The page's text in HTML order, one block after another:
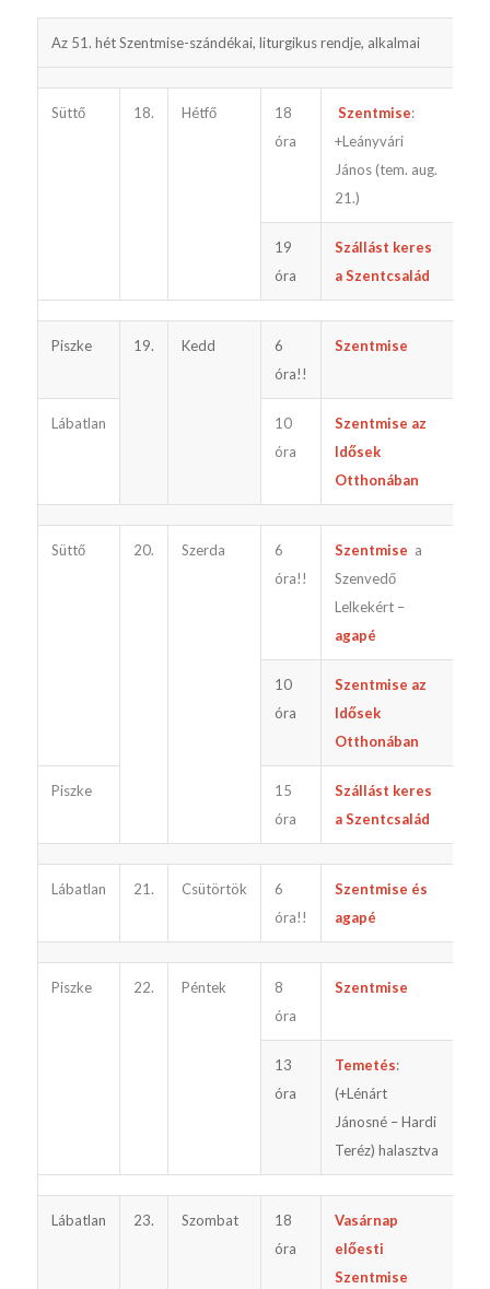
Az 51. hét Szentmise-szándékai, liturgikus rendje, alkalmai
Süttő 18. Hétfő
18
óra
Szentmise:
+Leányvári
János (tem. aug.
21.)
19
óra
Szállást keres
a Szentcsalád
Piszke 19. Kedd
6
óra!!
Szentmise
Lábatlan
10
óra
Szentmise az
Idősek
Otthonában
Süttő 20. Szerda
6
óra!!
Szentmise a
Szenvedő
Lelkekért –
agapé
10
óra
Szentmise az
Idősek
Otthonában
Piszke
15
óra
Szállást keres
a Szentcsalád
Lábatlan 21. Csütörtök
6
óra!!
Szentmise és
agapé
Piszke 22. Péntek
8
óra
Szentmise
13
óra
Temetés:
(+Lénárt
Jánosné – Hardi
Teréz) halasztva
Lábatlan 23. Szombat
18
óra
Vasárnap
előesti
Szentmise